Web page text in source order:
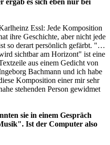
Essl: Jede Komposition
ihre Geschichte, aber nicht jede
so derart persönlich gefärbt. "…
sichtbar am Horizont" ist eine
aus einem Gedicht von
Bachmann und ich habe
Komposition einer mir sehr
stehenden Person gewidmet
sie in einem Gespräch
Ist der Computer also